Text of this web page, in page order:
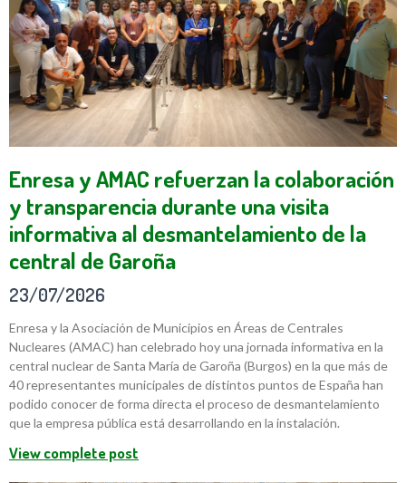
Enresa y AMAC refuerzan la colaboración
y transparencia durante una visita
informativa al desmantelamiento de la
central de Garoña
23/07/2026
Enresa y la Asociación de Municipios en Áreas de Centrales
Nucleares (AMAC) han celebrado hoy una jornada informativa en la
central nuclear de Santa María de Garoña (Burgos) en la que más de
40 representantes municipales de distintos puntos de España han
podido conocer de forma directa el proceso de desmantelamiento
que la empresa pública está desarrollando en la instalación.
View complete post